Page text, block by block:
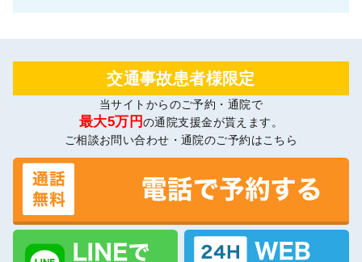
交通事故患者様限定
当サイトからのご予約・通院で
最大5万円の通院支援金が貰えます。
ご相談お問い合わせ・通院のご予約はこちら